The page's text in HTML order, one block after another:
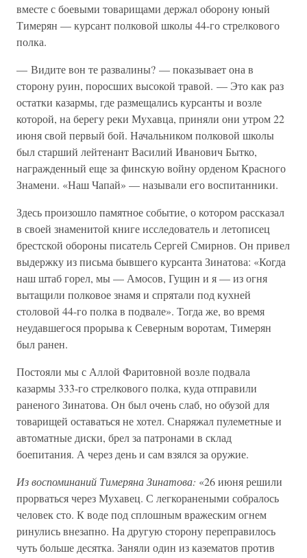
вместе с боевыми товарищами держал оборону юный
Тимерян — курсант полковой школы 44-го стрелкового
полка.
— Видите вон те развалины? — показывает она в
сторону руин, поросших высокой травой. — Это как раз
остатки казармы, где размещались курсанты и возле
которой, на берегу реки Мухавца, приняли они утром 22
июня свой первый бой. Начальником полковой школы
был старший лейтенант Василий Иванович Бытко,
награжденный еще за финскую войну орденом Красного
Знамени. «Наш Чапай» — называли его воспитанники.
Здесь произошло памятное событие, о котором рассказал
в своей знаменитой книге исследователь и летописец
брестской обороны писатель Сергей Смирнов. Он привел
выдержку из письма бывшего курсанта Зинатова: «Когда
наш штаб горел, мы — Амосов, Гущин и я — из огня
вытащили полковое знамя и спрятали под кухней
столовой 44-го полка в подвале». Тогда же, во время
неудавшегося прорыва к Северным воротам, Тимерян
был ранен.
Постояли мы с Аллой Фаритовной возле подвала
казармы 333-го стрелкового полка, куда отправили
раненого Зинатова. Он был очень слаб, но обузой для
товарищей оставаться не хотел. Снаряжал пулеметные и
автоматные диски, брел за патронами в склад
боепитания. А через день и сам взялся за оружие.
Из воспоминаний Тимеряна Зинатова: «26 июня решили
прорваться через Мухавец. С легкоранеными собралось
человек сто. К воде под сплошным вражеским огнем
ринулись внезапно. На другую сторону переправилось
чуть больше десятка. Заняли один из казематов против